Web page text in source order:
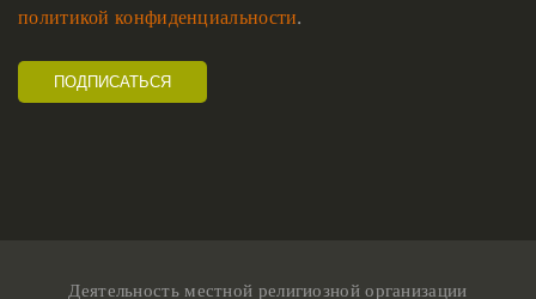
политикой конфиденциальности.
Деятельность местной религиозной организации